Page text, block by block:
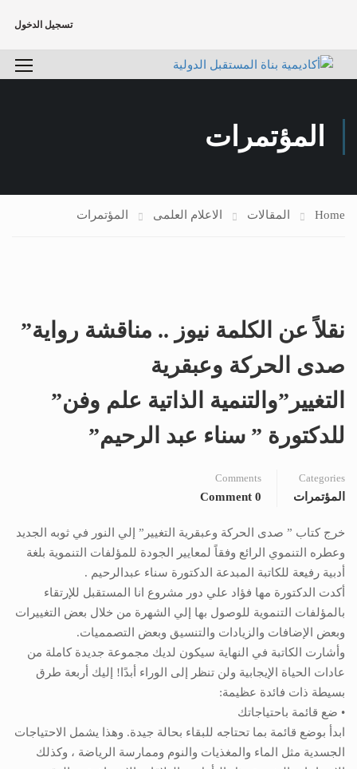
تسجيل الدخول
المؤتمرات
Home المقالات الاعلام العلمى المؤتمرات
نقلاً عن الكلمة نيوز .. مناقشة رواية”
صدى الحركة وعبقرية
التغيير”والتنمية الذاتية علم وفن”
للدكتورة ” سناء عبد الرحيم”
Categories
المؤتمرات
Comments
0 Comment
خرج كتاب ” صدى الحركة وعبقرية التغيير” إلي النور في ثوبه الجديد
وعطره التنموي الرائع وفقاً لمعايير الجودة للمؤلفات التنموية بلغة
أدبية رفيعة للكاتبة المبدعة الدكتورة سناء عبدالرحيم .
أكدت الدكتورة مها فؤاد علي دور مشروع انا المستقبل للإرتقاء
بالمؤلفات التنموية للوصول بها إلي الشهرة من خلال بعض التغييرات
وبعض الإضافات والزيادات والتنسيق وبعض التصمميات.
وأشارت الكاتبة في النهاية سيكون لديك مجموعة جديدة كاملة من
عادات الحياة الإيجابية ولن تنظر إلى الوراء أبدًا! إليك أربعة طرق
بسيطة ذات فائدة عظيمة:
• ضع قائمة باحتياجاتك
ابدأ بوضع قائمة بما تحتاجه للبقاء بحالة جيدة. وهذا يشمل الاحتياجات
الجسدية مثل الماء والمغذيات والنوم وممارسة الرياضة ، وكذلك